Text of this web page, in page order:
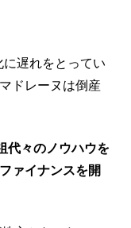
遅れをとってい
ドレーヌは倒産
代々のノウハウを
ァイナンスを開